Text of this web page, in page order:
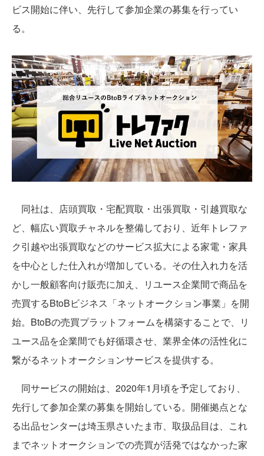
ビス開始に伴い、先行して参加企業の募集を行ってい
る。
同社は、店頭買取・宅配買取・出張買取・引越買取な
ど、幅広い買取チャネルを整備しており、近年トレファ
ク引越や出張買取などのサービス拡大による家電・家具
を中心とした仕入れが増加している。その仕入れ力を活
かし一般顧客向け販売に加え、リユース企業間で商品を
売買するBtoBビジネス「ネットオークション事業」を開
始。BtoBの売買プラットフォームを構築することで、リ
ユース品を企業間でも好循環させ、業界全体の活性化に
繋がるネットオークションサービスを提供する。
同サービスの開始は、2020年1月頃を予定しており、
先行して参加企業の募集を開始している。開催拠点とな
る出品センターは埼玉県さいたま市、取扱品目は、これ
までネットオークションでの売買が活発ではなかった家